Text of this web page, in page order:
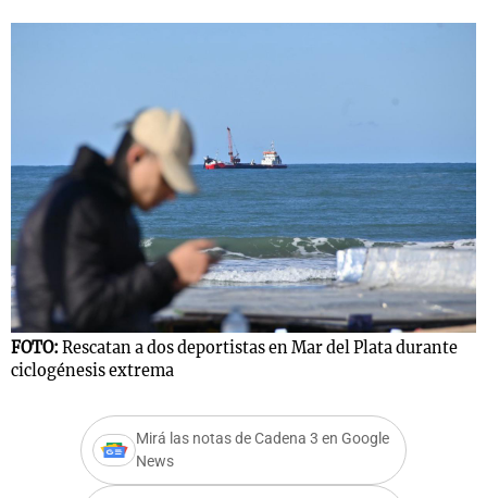
FOTO: Rescatan a dos deportistas en Mar del Plata durante
ciclogénesis extrema
Mirá las notas de Cadena 3 en Google
News
Notas
Mundial 2026
Notas
La Sole en
Cadena 3